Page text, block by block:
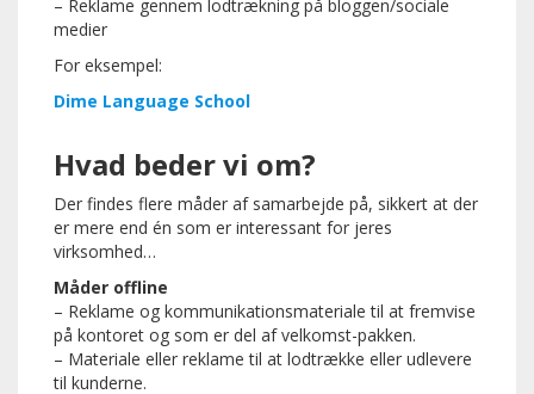
– Reklame gennem lodtrækning på bloggen/sociale
medier
For eksempel:
Dime Language School
Hvad beder vi om?
Der findes flere måder af samarbejde på, sikkert at der
er mere end én som er interessant for jeres
virksomhed…
Måder offline
– Reklame og kommunikationsmateriale til at fremvise
på kontoret og som er del af velkomst-pakken.
– Materiale eller reklame til at lodtrække eller udlevere
til kunderne.